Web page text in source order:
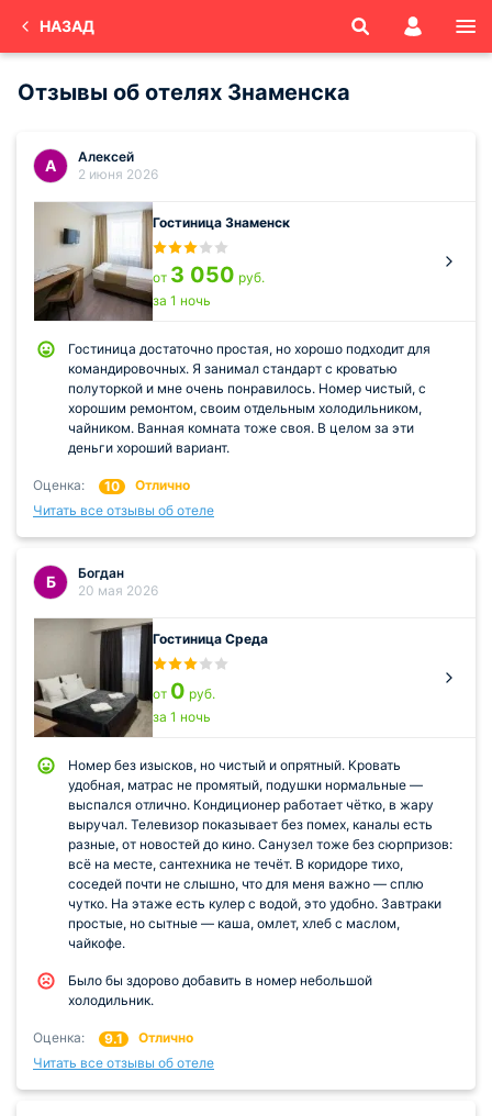
НАЗАД
Отзывы об отелях Знаменска
А
Алексей
2 июня 2026
Гостиница Знаменск
от 3 050 руб.
за 1 ночь
Гостиница достаточно простая, но хорошо подходит для
командировочных. Я занимал стандарт с кроватью
полуторкой и мне очень понравилось. Номер чистый, с
хорошим ремонтом, своим отдельным холодильником,
чайником. Ванная комната тоже своя. В целом за эти
деньги хороший вариант.
Оценка: 10
Отлично
Читать все отзывы об отеле
Б
Богдан
20 мая 2026
Гостиница Среда
от 0 руб.
за 1 ночь
Номер без изысков, но чистый и опрятный. Кровать
удобная, матрас не промятый, подушки нормальные —
выспался отлично. Кондиционер работает чётко, в жару
выручал. Телевизор показывает без помех, каналы есть
разные, от новостей до кино. Санузел тоже без сюрпризов:
всё на месте, сантехника не течёт. В коридоре тихо,
соседей почти не слышно, что для меня важно — сплю
чутко. На этаже есть кулер с водой, это удобно. Завтраки
простые, но сытные — каша, омлет, хлеб с маслом,
чайкофе.
Было бы здорово добавить в номер небольшой
холодильник.
Оценка: 9.1
Отлично
Читать все отзывы об отеле